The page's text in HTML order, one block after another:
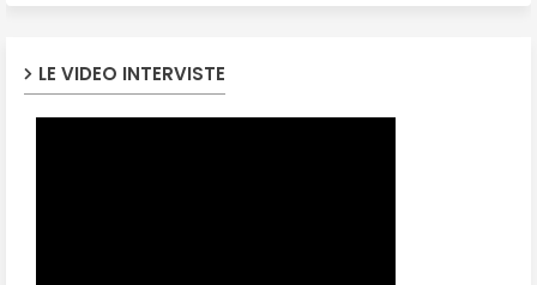
LE VIDEO INTERVISTE